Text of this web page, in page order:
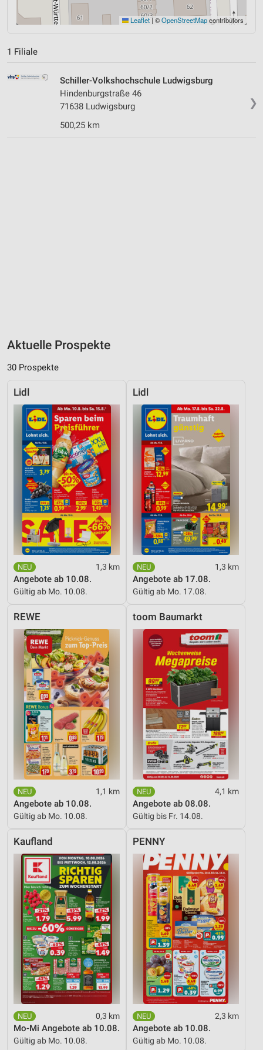
Leaflet | ©OpenStreetMapcontributors
1 Filiale
❯
Schiller-Volkshochschule Ludwigsburg
Hindenburgstraße 46
71638 Ludwigsburg
500,25 km
Aktuelle Prospekte
30 Prospekte
Lidl
1,3 km
Angebote ab 10.08.
Gültig ab Mo. 10.08.
Lidl
1,3 km
Angebote ab 17.08.
Gültig ab Mo. 17.08.
REWE
1,1 km
Angebote ab 10.08.
Gültig ab Mo. 10.08.
toom Baumarkt
4,1 km
Angebote ab 08.08.
Gültig bis Fr. 14.08.
Kaufland
0,3 km
Mo-Mi Angebote ab 10.08.
Gültig ab Mo. 10.08.
PENNY
2,3 km
Angebote ab 10.08.
Gültig ab Mo. 10.08.